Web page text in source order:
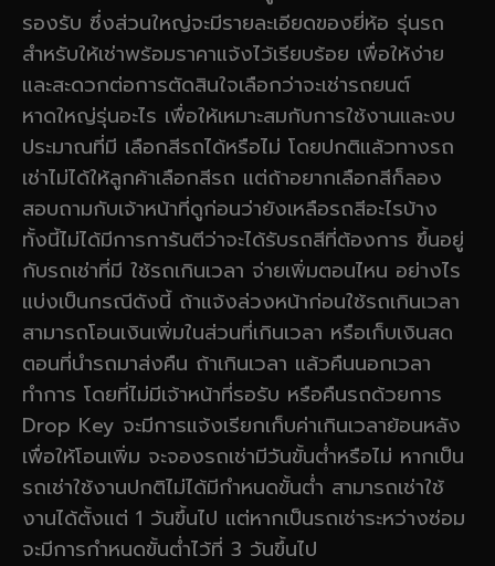
รองรับ ซึ่งส่วนใหญ่จะมีรายละเอียดของยี่ห้อ รุ่นรถ
สำหรับให้เช่าพร้อมราคาแจ้งไว้เรียบร้อย เพื่อให้ง่าย
และสะดวกต่อการตัดสินใจเลือกว่าจะเช่ารถยนต์
หาดใหญ่รุ่นอะไร เพื่อให้เหมาะสมกับการใช้งานและงบ
ประมาณที่มี เลือกสีรถได้หรือไม่ โดยปกติแล้วทางรถ
เช่าไม่ได้ให้ลูกค้าเลือกสีรถ แต่ถ้าอยากเลือกสีก็ลอง
สอบถามกับเจ้าหน้าที่ดูก่อนว่ายังเหลือรถสีอะไรบ้าง
ทั้งนี้ไม่ได้มีการการันตีว่าจะได้รับรถสีที่ต้องการ ขึ้นอยู่
กับรถเช่าที่มี ใช้รถเกินเวลา จ่ายเพิ่มตอนไหน อย่างไร
แบ่งเป็นกรณีดังนี้ ถ้าแจ้งล่วงหน้าก่อนใช้รถเกินเวลา
สามารถโอนเงินเพิ่มในส่วนที่เกินเวลา หรือเก็บเงินสด
ตอนที่นำรถมาส่งคืน ถ้าเกินเวลา แล้วคืนนอกเวลา
ทำการ โดยที่ไม่มีเจ้าหน้าที่รอรับ หรือคืนรถด้วยการ
Drop Key จะมีการแจ้งเรียกเก็บค่าเกินเวลาย้อนหลัง
เพื่อให้โอนเพิ่ม จะจองรถเช่ามีวันขั้นต่ำหรือไม่ หากเป็น
รถเช่าใช้งานปกติไม่ได้มีกำหนดขั้นต่ำ สามารถเช่าใช้
งานได้ตั้งแต่ 1 วันขึ้นไป แต่หากเป็นรถเช่าระหว่างซ่อม
จะมีการกำหนดขั้นต่ำไว้ที่ 3 วันขึ้นไป